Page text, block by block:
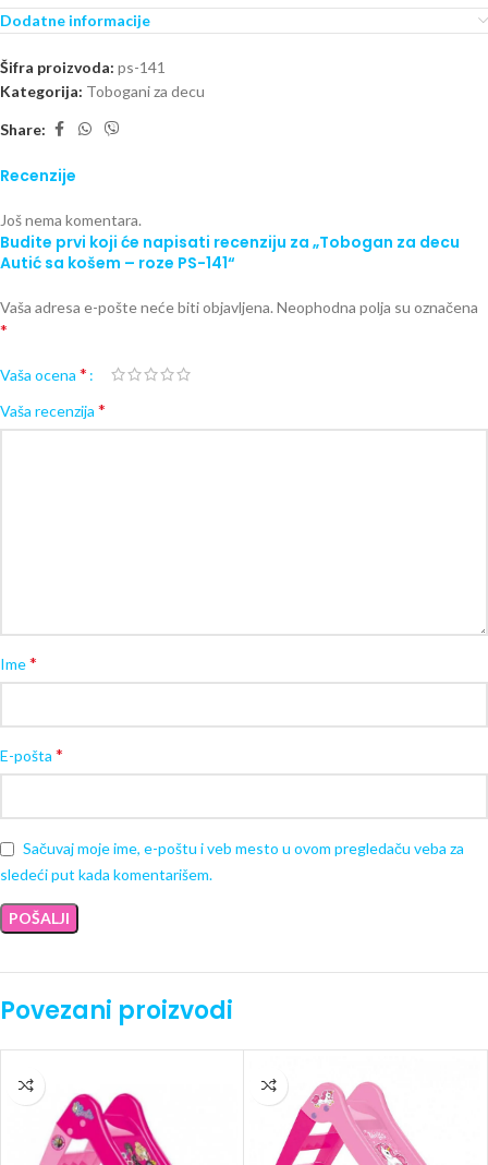
Dodatne informacije
Šifra proizvoda: ps-141
Kategorija: Tobogani za decu
Share:
Recenzije
Još nema komentara.
Budite prvi koji će napisati recenziju za „Tobogan za decu
Autić sa košem – roze PS-141“
Vaša adresa e-pošte neće biti objavljena. Neophodna polja su označena
*
Vaša ocena *
Vaša recenzija *
Ime*
E-pošta *
Sačuvaj moje ime, e-poštu i veb mesto u ovom pregledaču veba za
sledeći put kada komentarišem.
Povezani proizvodi